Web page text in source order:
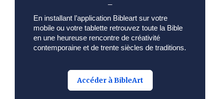
En installant l’application Bibleart sur votre
mobile ou votre tablette retrouvez toute la Bible
en une heureuse rencontre de créativité
contemporaine et de trente siècles de traditions.
Accéder à BibleArt